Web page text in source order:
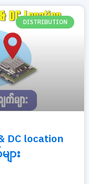
DISTRIBUTION
DC location
ား